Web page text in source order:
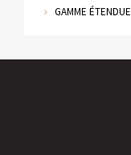
GAMME ÉTENDUE